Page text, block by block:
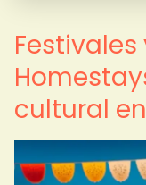
cultural